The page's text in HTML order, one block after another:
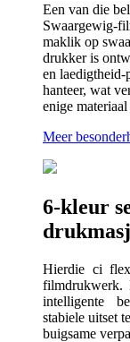
Een van die
Swaargewig-
maklik op
drukker is
en
hanteer, wat
enige
Meer
6-kleur
Hierdie ci
filmdrukwerk.
intelligente
stabiele uitset
buigsame